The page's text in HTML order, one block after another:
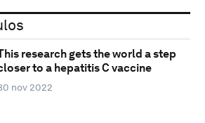
research gets the world a step
to a hepatitis C vaccine
nov 2022